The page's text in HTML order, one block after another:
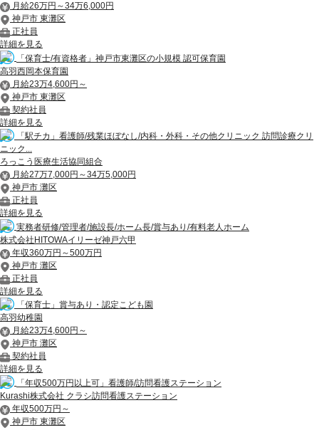
月給26万円～34万6,000円
神戸市 東灘区
正社員
詳細を見る
「保育士/有資格者」神戸市東灘区の小規模 認可保育園
高羽西岡本保育園
月給23万4,600円～
神戸市 東灘区
契約社員
詳細を見る
「駅チカ」看護師/残業ほぼなし/内科・外科・その他クリニック 訪問診療クリ
ニック...
ろっこう医療生活協同組合
月給27万7,000円～34万5,000円
神戸市 灘区
正社員
詳細を見る
実務者研修/管理者/施設長/ホーム長/賞与あり/有料老人ホーム
株式会社HITOWAイリーゼ神戸六甲
年収360万円～500万円
神戸市 灘区
正社員
詳細を見る
「保育士」賞与あり・認定こども園
高羽幼稚園
月給23万4,600円～
神戸市 灘区
契約社員
詳細を見る
「年収500万円以上可」看護師/訪問看護ステーション
Kurashi株式会社 クラシ訪問看護ステーション
年収500万円～
神戸市 東灘区